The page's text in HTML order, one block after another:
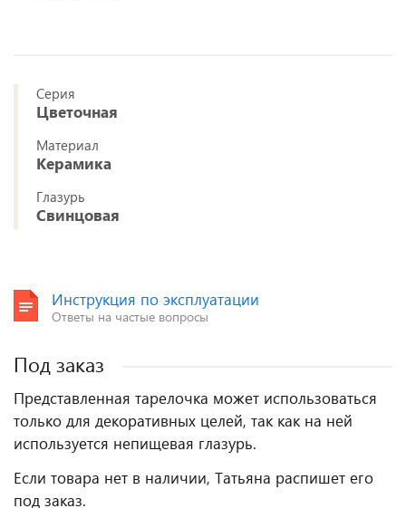
Серия
Цветочная
Материал
Керамика
Глазурь
Свинцовая
Инструкция по эксплуатации
Ответы на частые вопросы
Под заказ
Представленная тарелочка может использоваться
только для декоративных целей, так как на ней
используется непищевая глазурь.
Если товара нет в наличии, Татьяна распишет его
под заказ.